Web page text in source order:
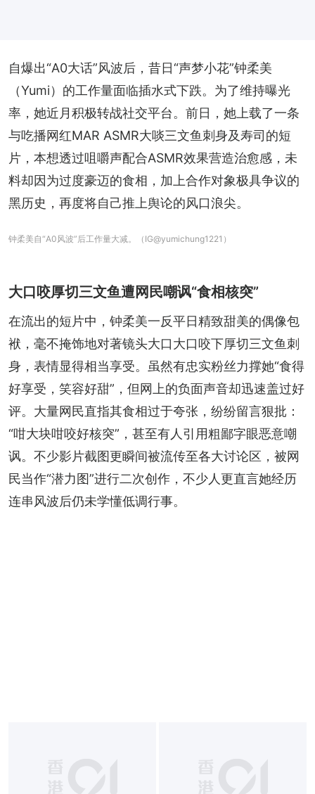
自爆出“A0大话”风波后，昔日“声梦小花”钟柔美
（Yumi）的工作量面临插水式下跌。为了维持曝光
率，她近月积极转战社交平台。前日，她上载了一条
与吃播网红MAR ASMR大啖三文鱼刺身及寿司的短
片，本想透过咀嚼声配合ASMR效果营造治愈感，未
料却因为过度豪迈的食相，加上合作对象极具争议的
黑历史，再度将自己推上舆论的风口浪尖。
钟柔美自“A0风波”后工作量大减。（IG@yumichung1221）
大口咬厚切三文鱼遭网民嘲讽“食相核突”
在流出的短片中，钟柔美一反平日精致甜美的偶像包
袱，毫不掩饰地对著镜头大口大口咬下厚切三文鱼刺
身，表情显得相当享受。虽然有忠实粉丝力撑她“食得
好享受，笑容好甜”，但网上的负面声音却迅速盖过好
评。大量网民直指其食相过于夸张，纷纷留言狠批：
“咁大块咁咬好核突”，甚至有人引用粗鄙字眼恶意嘲
讽。不少影片截图更瞬间被流传至各大讨论区，被网
民当作“潜力图”进行二次创作，不少人更直言她经历
连串风波后仍未学懂低调行事。